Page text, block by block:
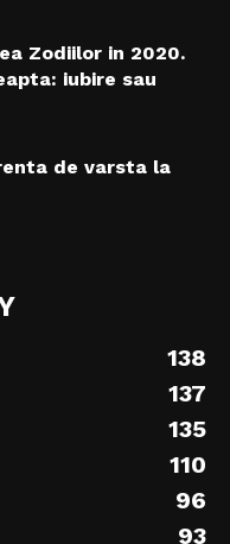
Zodiilor in 2020.
iubire sau
de varsta la
138
137
135
110
96
93